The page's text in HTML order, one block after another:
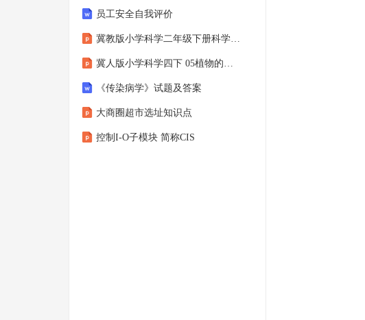
员工安全自我评价
冀教版小学科学二年级下册科学擂台单元第14课-制作校园模型（二）
冀人版小学科学四下 05植物的器官冀人版
《传染病学》试题及答案
大商圈超市选址知识点
控制I-O子模块 简称CIS